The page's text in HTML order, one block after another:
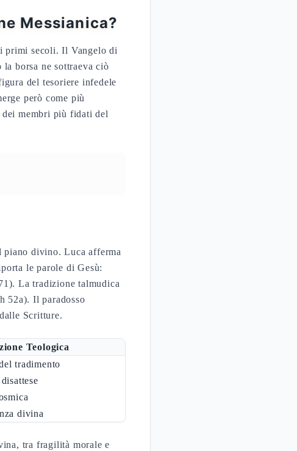
Messianica?
primi secoli. Il Vangelo di
borsa ne sottraeva ciò
del tesoriere infedele
però come più
membri più fidati del
piano divino. Luca afferma
le parole di Gesù:
La tradizione talmudica
52a). Il paradosso
Scritture.
Teologica
tradimento
divina
tra fragilità morale e